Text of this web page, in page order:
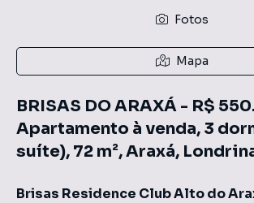
Fotos
Mapa
BRISAS DO ARAXÁ - R$
Apartamento à venda, 3
suíte), 72 m², Araxá,
Brisas Residence Club Alto do